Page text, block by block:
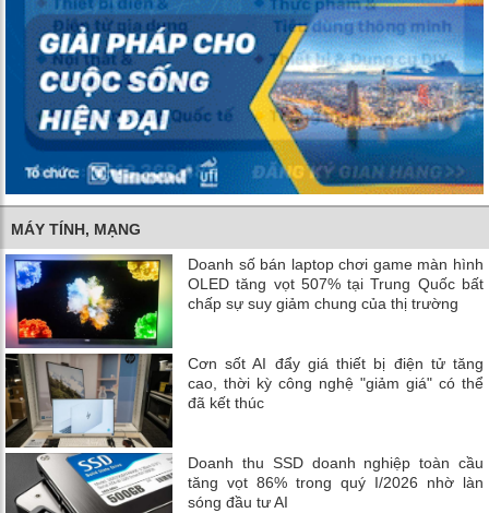
MÁY TÍNH, MẠNG
Doanh số bán laptop chơi game màn hình
OLED tăng vọt 507% tại Trung Quốc bất
chấp sự suy giảm chung của thị trường
Cơn sốt AI đẩy giá thiết bị điện tử tăng
cao, thời kỳ công nghệ "giảm giá" có thể
đã kết thúc
Doanh thu SSD doanh nghiệp toàn cầu
tăng vọt 86% trong quý I/2026 nhờ làn
sóng đầu tư AI